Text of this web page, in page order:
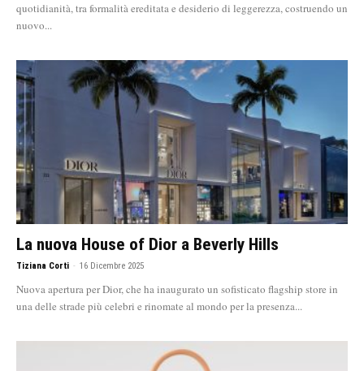
quotidianità, tra formalità ereditata e desiderio di leggerezza, costruendo un
nuovo...
La nuova House of Dior a Beverly Hills
Tiziana Corti - 16 Dicembre 2025
Nuova apertura per Dior, che ha inaugurato un sofisticato flagship store in
una delle strade più celebri e rinomate al mondo per la presenza...